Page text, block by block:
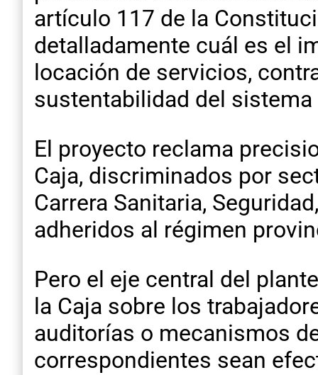
artículo 117 de la
detalladamente cuál es el
locación de servicios,
sustentabilidad del
El proyecto reclama
Caja, discriminados por
Carrera Sanitaria,
adheridos al régimen
Pero el eje central del
la Caja sobre los
auditorías o mecanismos
correspondientes sean